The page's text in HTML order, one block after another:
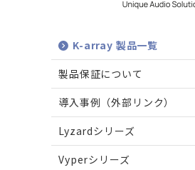
K-array 製品一覧
製品保証について
導入事例（外部リンク）
Lyzardシリーズ
Vyperシリーズ